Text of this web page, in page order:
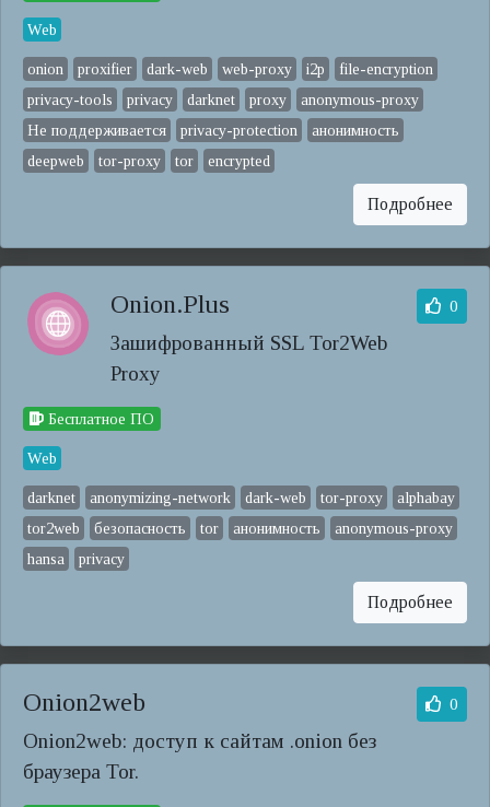
Web
onion proxifier dark-web web-proxy i2p
file-encryption
privacy-tools
privacy darknet proxy
anonymous-proxy
Не поддерживается
privacy-protection
анонимность
deepweb
tor-proxy tor encrypted
Подробнее
Onion.Plus
Зашифрованный SSL Tor2Web
Proxy
0
Бесплатное ПО
Web
darknet anonymizing-network dark-web tor-proxy
alphabay
tor2web
безопасность tor анонимность
anonymous-proxy
hansa
privacy
Подробнее
Onion2web
Onion2web: доступ к сайтам .onion без
браузера Tor.
0